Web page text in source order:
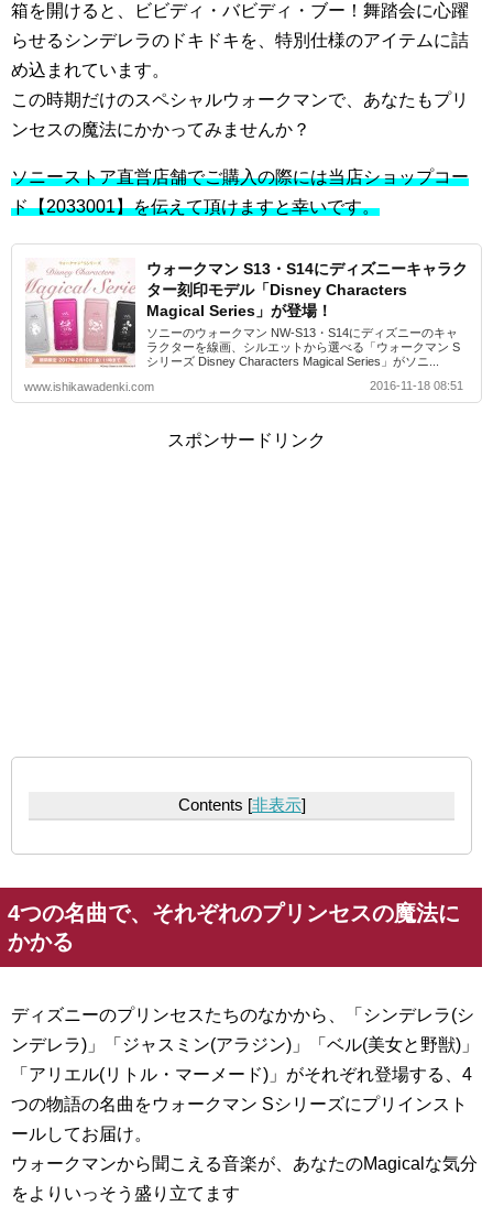
箱を開けると、ビビディ・バビディ・ブー！舞踏会に心躍
らせるシンデレラのドキドキを、特別仕様のアイテムに詰
め込まれています。
この時期だけのスペシャルウォークマンで、あなたもプリ
ンセスの魔法にかかってみませんか？
ソニーストア直営店舗でご購入の際には当店ショップコー
ド【2033001】を伝えて頂けますと幸いです。
ウォークマン S13・S14にディズニーキャラク
ター刻印モデル「Disney Characters
Magical Series」が登場！
ソニーのウォークマン NW-S13・S14にディズニーのキャ
ラクターを線画、シルエットから選べる「ウォークマン S
シリーズ Disney Characters Magical Series」がソニ...
www.ishikawadenki.com
2016-11-18 08:51
スポンサードリンク
Contents [非表示]
4つの名曲で、それぞれのプリンセスの魔法に
かかる
ディズニーのプリンセスたちのなかから、「シンデレラ(シ
ンデレラ)」「ジャスミン(アラジン)」「ベル(美女と野獣)」
「アリエル(リトル・マーメード)」がそれぞれ登場する、4
つの物語の名曲をウォークマン Sシリーズにプリインスト
ールしてお届け。
ウォークマンから聞こえる音楽が、あなたのMagicalな気分
をよりいっそう盛り立てます